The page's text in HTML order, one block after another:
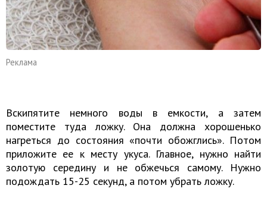
Реклама
Вскипятите немного воды в емкости, а затем
поместите туда ложку. Она должна хорошенько
нагреться до состояния «почти обожглись». Потом
приложите ее к месту укуса. Главное, нужно найти
золотую середину и не обжечься самому. Нужно
подождать 15-25 секунд, а потом убрать ложку.